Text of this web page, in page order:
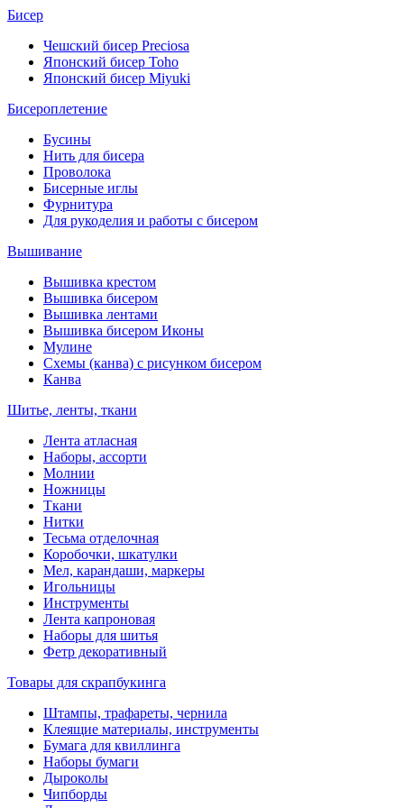
Бисер
Чешский бисер Preciosa
Японский бисер Toho
Японский бисер Miyuki
Бисероплетение
Бусины
Нить для бисера
Проволока
Бисерные иглы
Фурнитура
Для рукоделия и работы с бисером
Вышивание
Вышивка крестом
Вышивка бисером
Вышивка лентами
Вышивка бисером Иконы
Мулине
Схемы (канва) с рисунком бисером
Канва
Шитье, ленты, ткани
Лента атласная
Наборы, ассорти
Молнии
Ножницы
Ткани
Нитки
Тесьма отделочная
Коробочки, шкатулки
Мел, карандаши, маркеры
Игольницы
Инструменты
Лента капроновая
Наборы для шитья
Фетр декоративный
Товары для скрапбукинга
Штампы, трафареты, чернила
Клеящие материалы, инструменты
Бумага для квиллинга
Наборы бумаги
Дыроколы
Чипборды